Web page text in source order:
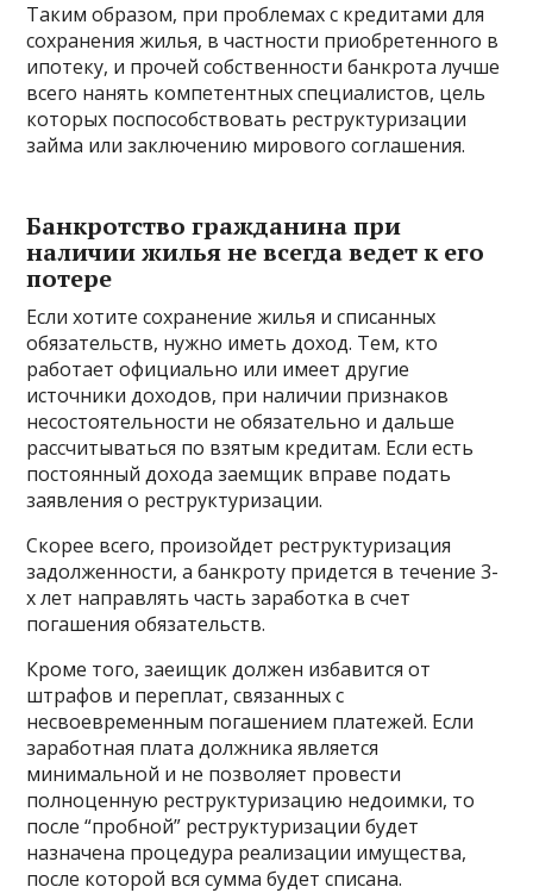
Таким образом, при проблемах с кредитами для
сохранения жилья, в частности приобретенного в
ипотеку, и прочей собственности банкрота лучше
всего нанять компетентных специалистов, цель
которых поспособствовать реструктуризации
займа или заключению мирового соглашения.
Банкротство гражданина при
наличии жилья не всегда ведет к его
потере
Если хотите сохранение жилья и списанных
обязательств, нужно иметь доход. Тем, кто
работает официально или имеет другие
источники доходов, при наличии признаков
несостоятельности не обязательно и дальше
рассчитываться по взятым кредитам. Если есть
постоянный дохода заемщик вправе подать
заявления о реструктуризации.
Скорее всего, произойдет реструктуризация
задолженности, а банкроту придется в течение 3-
х лет направлять часть заработка в счет
погашения обязательств.
Кроме того, заеищик должен избавится от
штрафов и переплат, связанных с
несвоевременным погашением платежей. Если
заработная плата должника является
минимальной и не позволяет провести
полноценную реструктуризацию недоимки, то
после “пробной” реструктуризации будет
назначена процедура реализации имущества,
после которой вся сумма будет списана.